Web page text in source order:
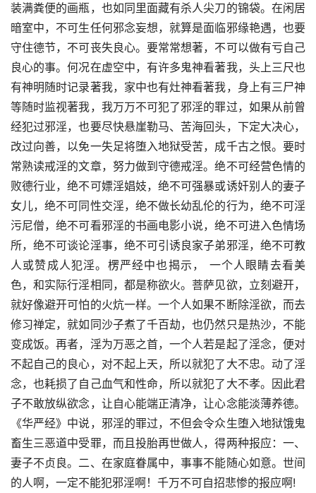
装满粪便的画瓶，也如同里面藏有杀人尖刀的锦袋。在闲居
暗室中，不可生任何邪念妄想，就算是面临邪缘艳遇，也要
守住德节，不可丧失良心。要常常想著，不可以做有亏自己
良心的事。何况在虚空中，有许多鬼神看著我，头上三尺也
有神明随时记录著我，家中也有灶神看著我，身上有三尸神
等随时监视著我，我万万不可犯了邪淫的罪过，如果从前曾
经犯过邪淫，也要尽快悬崖勒马、苦海回头，下定大决心，
改过向善，以免一失足将堕入地狱受苦，成千古之恨。要时
常熟读戒淫的文章，努力做到守德戒淫。绝不可经营色情的
败德行业，绝不可嫖淫娼妓，绝不可强暴或诱奸别人的妻子
女儿，绝不可同性交淫，绝不做长幼乱伦的行为，绝不可淫
污尼僧，绝不可看邪淫的书画电影小说，绝不可进入色情场
所，绝不可谈论淫事，绝不可引诱良家子弟邪淫，绝不可教
人或赞成人犯淫。楞严经中也揭示， 一个人眼睛去看美
色，和实际行淫相同，都是称欲火。菩萨见欲，立刻避开，
就好像避开可怕的火炕一样。一个人如果不断除淫欲，而去
修习禅定，就如同沙子煮了千百劫，也仍然只是热沙，不能
变成饭。再者，淫为万恶之首，一个人若是起了淫念，便对
不起自己的良心，对不起上天，所以就犯了大不忠。动了淫
念，也耗损了自己血气和性命，所以就犯了大不孝。因此君
子不敢放纵欲念，让自心能端正清净，让心念能淡薄养德。
《华严经》中说，邪淫的罪过，不但会令众生堕入地狱饿鬼
畜生三恶道中受罪，而且投胎再世做人，得两种报应：一、
妻子不贞良。二、在家庭眷属中，事事不能随心如意。世间
的人啊，一定不能犯邪淫啊！千万不可自招悲惨的报应啊!